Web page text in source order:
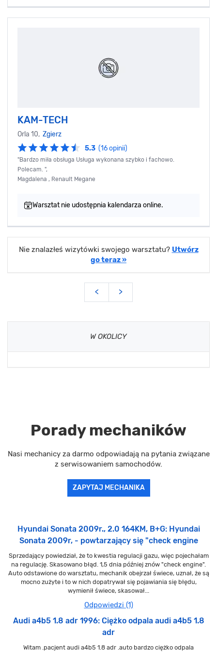
KAM-TECH
Orla 10, Zgierz
5.3 (16 opinii)
"Bardzo miła obsługa Usługa wykonana szybko i fachowo.
Polecam. ",
Magdalena , Renault Megane
Warsztat nie udostępnia kalendarza online.
Nie znalazłeś wizytówki swojego warsztatu? Utwórz
go teraz »
< >
W OKOLICY
Porady mechaników
Nasi mechanicy za darmo odpowiadają na pytania związane
z serwisowaniem samochodów.
ZAPYTAJ MECHANIKA
Hyundai Sonata 2009r., 2.0 164KM, B+G: Hyundai
Sonata 2009r, - powtarzający się "check engine
Sprzedający powiedział, że to kwestia regulacji gazu, więc pojechałam
na regulację. Skasowano błąd. 1,5 dnia później znów "check engine".
Auto odstawione do warsztatu, mechanik obejrzał świece, uznał, że są
mocno zużyte i to w nich dopatrywał się pojawiania się błędu,
wymienił świece, skasował...
Odpowiedzi (1)
Audi a4b5 1.8 adr 1996: Ciężko odpala audi a4b5 1.8
adr
Witam .pacjent audi a4b5 1.8 adr .auto bardzo ciężko odpala